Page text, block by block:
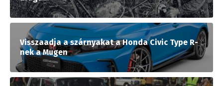
Visszaadja a szárnyakat a Honda Civic Type R-
nek a Mugen